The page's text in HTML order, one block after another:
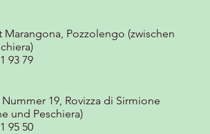
Marangona, Pozzolengo (zwischen
93 79
Nummer 19, Rovizza di Sirmione
und Peschiera)
95 50